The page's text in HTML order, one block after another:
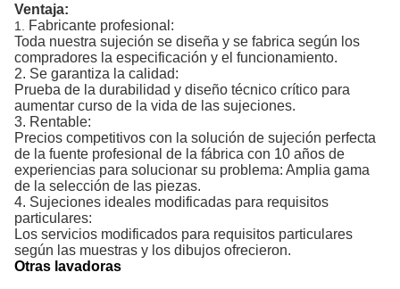
Ventaja:
1.
Fabricante profesional:
Toda nuestra sujeción se diseña y se fabrica según los
compradores la especificación y el funcionamiento.
2. Se garantiza la calidad:
Prueba de la durabilidad y diseño técnico crítico para
aumentar curso de la vida de las sujeciones.
3. Rentable:
Precios competitivos con la solución de sujeción perfecta
de la fuente profesional de la fábrica con 10 años de
experiencias para solucionar su problema: Amplia gama
de la selección de las piezas.
4. Sujeciones ideales modificadas para requisitos
particulares:
Los servicios modificados para requisitos particulares
según las muestras y los dibujos ofrecieron.
Otras lavadoras